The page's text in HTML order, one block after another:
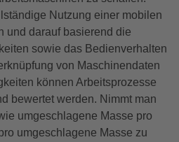
Nutzung einer mobilen
und darauf basierend die
sowie das Bedienverhalten
von Maschinendaten
können Arbeitsprozesse
bewertet werden. Nimmt man
umgeschlagene Masse pro
umgeschlagene Masse zu